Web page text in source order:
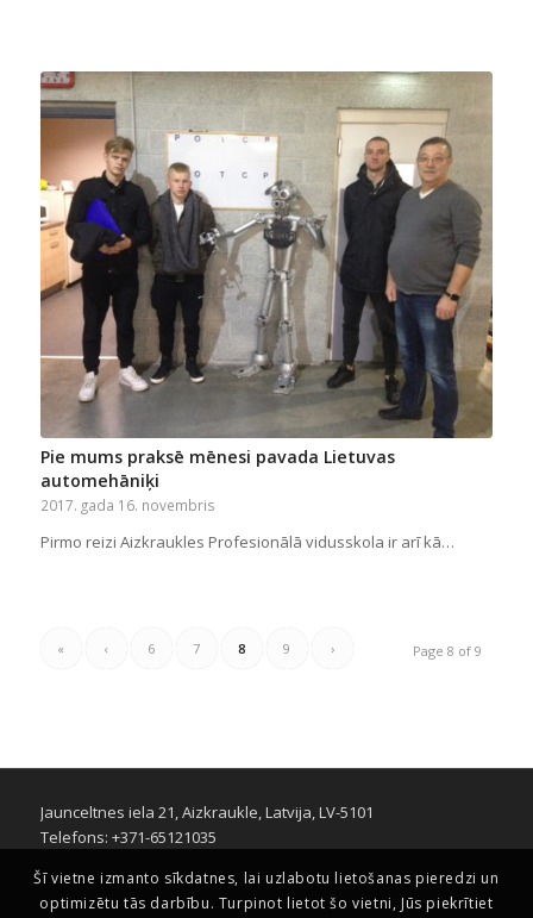
Pie mums praksē mēnesi pavada Lietuvas
automehāniķi
2017. gada 16. novembris
Pirmo reizi Aizkraukles Profesionālā vidusskola ir arī kā…
Page 8 of 9
« ‹ 6 7 8 9 ›
Jaunceltnes iela 21, Aizkraukle, Latvija, LV-5101
Telefons: +371-65121035
Šī vietne izmanto sīkdatnes, lai uzlabotu lietošanas pieredzi un
optimizētu tās darbību. Turpinot lietot šo vietni, Jūs piekrītiet